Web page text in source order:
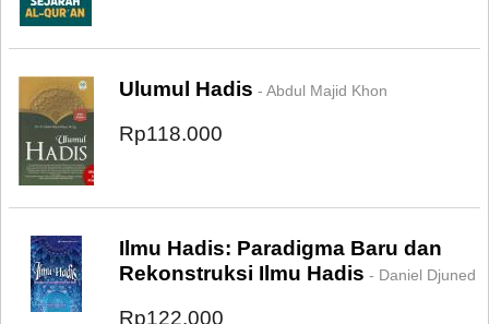
Ulumul Hadis - Abdul Majid Khon
Rp118.000
Ilmu Hadis: Paradigma Baru dan
Rekonstruksi Ilmu Hadis - Daniel Djuned
Rp122.000